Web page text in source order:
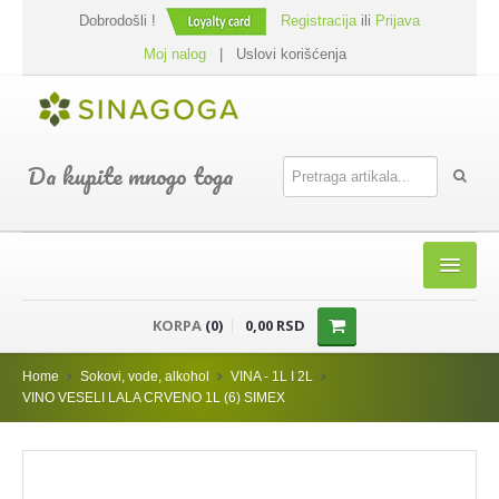
Dobrodošli ! Registracijaili Prijava
Moj nalog
Uslovi korišćenja
Da kupite mnogo toga
SHOP
PREHRANA
KORPA (0) 0,00 RSD
Home Sokovi, vode, alkohol
VINA - 1L I 2L
VINO VESELI LALA CRVENO 1L (6) SIMEX